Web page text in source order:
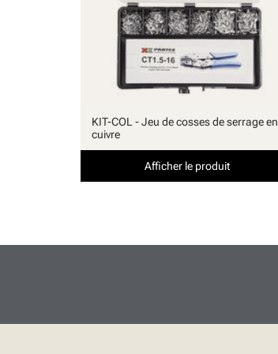
KIT-COL - Jeu de cosses de serrage en
cuivre
Afficher le produit